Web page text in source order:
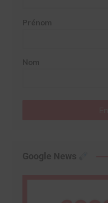
Prénom
Nom
Google News